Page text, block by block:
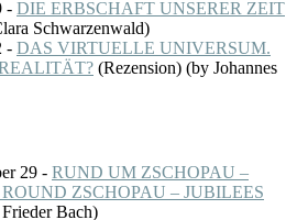
- DIE ERBSCHAFT UNSERER ZEIT
Schwarzenwald)
- DAS VIRTUELLE UNIVERSUM.
(Rezension) (by Johannes
29 - RUND UM ZSCHOPAU –
ZSCHOPAU – JUBILEES
Bach)